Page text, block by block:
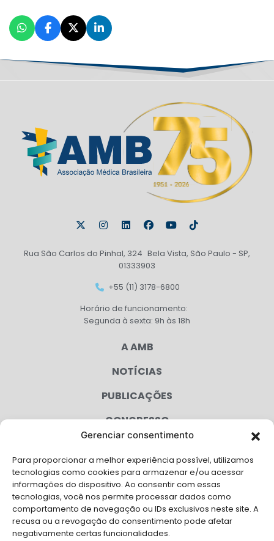
Gerenciar consentimento
Para proporcionar a melhor experiência possível, utilizamos
tecnologias como cookies para armazenar e/ou acessar
informações do dispositivo. Ao consentir com essas
tecnologias, você nos permite processar dados como
comportamento de navegação ou IDs exclusivos neste site. A
recusa ou a revogação do consentimento pode afetar
negativamente certas funcionalidades.
Rua São Carlos do Pinhal, 324 Bela Vista, São Paulo - SP,
01333903
+55 (11) 3178-6800
Horário de funcionamento:
Segunda à sexta: 9h às 18h
A AMB
NOTÍCIAS
PUBLICAÇÕES
CONGRESSO
CAMPANHAS
SERVIÇOS
FILIADAS